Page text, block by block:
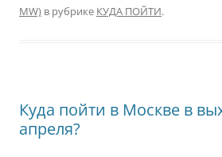
MW) в рубрике КУДА ПОЙТИ.
Куда пойти в Москве в
апреля?